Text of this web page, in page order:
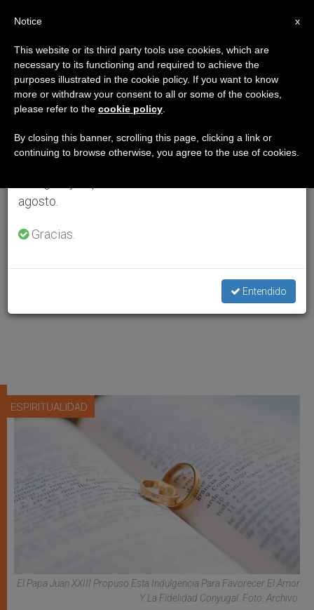
ESPIRITUALIDAD
El Papa Juan XXIII Propuso Esta Indulgencia Para Favorecer El Amor
Y La Fidelidad Conyugal. Foto: Archivo.
×
Aviso importante
Del 27 de julio al 7 de agosto haremos la pausa
anual, aprovechando que en el periodo de verano
se generan menos informaciones y también el
agosto.
Gracias.
Entendido
x
Notice
This website or its third party tools use cookies, which are
necessary to its functioning and required to achieve the
purposes illustrated in the cookie policy. If you want to know
more or withdraw your consent to all or some of the cookies,
please refer to the cookie policy
By closing this banner, scrolling this page, clicking a link or
continuing to browse otherwise, you agree to the use of cookies.